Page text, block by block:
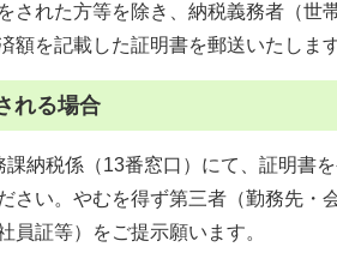
された方等を除き、納税義務者（世
額を記載した証明書を郵送いたします
れる場合
納税係（13番窓口）にて、証明書
さい。やむを得ず第三者（勤務先・
員証等）をご提示願います。